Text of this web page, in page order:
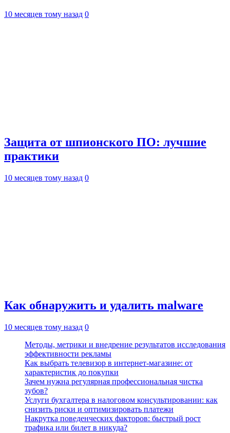
10 месяцев тому назад 0
Защита от шпионского ПО: лучшие
практики
10 месяцев тому назад 0
Как обнаружить и удалить malware
10 месяцев тому назад 0
Методы, метрики и внедрение результатов исследования
эффективности рекламы
Как выбрать телевизор в интернет-магазине: от
характеристик до покупки
Зачем нужна регулярная профессиональная чистка
зубов?
Услуги бухгалтера в налоговом консультировании: как
снизить риски и оптимизировать платежи
Накрутка поведенческих факторов: быстрый рост
трафика или билет в никуда?